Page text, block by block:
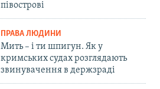
півострові
ПРАВА ЛЮДИНИ
Мить – і ти шпигун. Як у
кримських судах розглядають
звинувачення в держзраді